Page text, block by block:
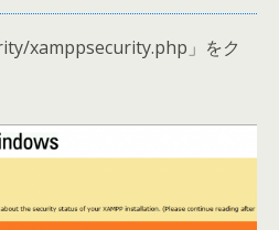
xamppsecurity.php」をク